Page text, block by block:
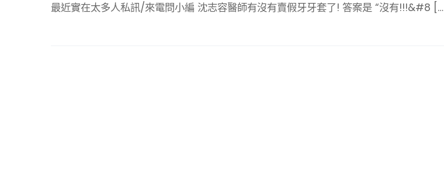
最近實在太多人私訊/來電問小編 沈志容醫師有沒有賣假牙牙套了! 答案是 “沒有!!!&#8 […]